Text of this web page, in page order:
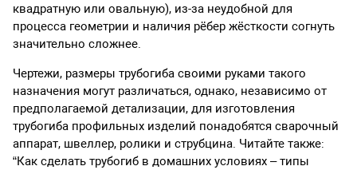
квадратную или овальную), из-за неудобной для
процесса геометрии и наличия рёбер жёсткости согнуть
значительно сложнее.
Чертежи, размеры трубогиба своими руками такого
назначения могут различаться, однако, независимо от
предполагаемой детализации, для изготовления
трубогиба профильных изделий понадобятся сварочный
аппарат, швеллер, ролики и струбцина. Читайте также:
“Как сделать трубогиб в домашних условиях – типы